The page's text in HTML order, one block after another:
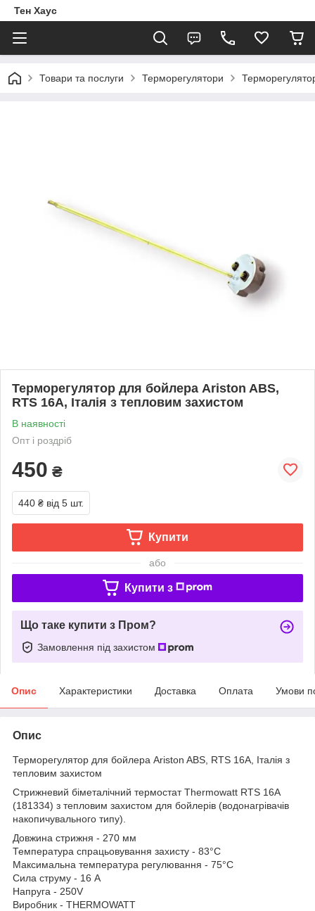
Тен Хаус
Товари та послуги Терморегулятори
Терморегулятор для бойлера Ariston ABS,
RTS 16A, Італія з тепловим захистом
В наявності
Опт і роздріб
450 ₴
440 ₴ від 5 шт.
Купити
або
Купити з
Що таке купити з Пром?
Замовлення під захистом
Опис Характеристики Доставка Оплата Умови
Опис
Терморегулятор для бойлера Ariston ABS, RTS 16A, Італія з
тепловим захистом
Стрижневий біметалічний термостат Thermowatt RTS 16A
(181334) з тепловим захистом для бойлерів (водонагрівачів
накопичувального типу).
Довжина стрижня - 270 мм
Температура спрацьовування захисту - 83°C
Максимальна температура регулювання - 75°C
Сила струму - 16 А
Напруга - 250V
Виробник - THERMOWATT